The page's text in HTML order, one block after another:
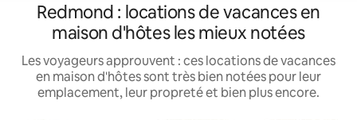
Redmond : locations de vacances en
maison d'hôtes les mieux notées
Les voyageurs approuvent : ces locations de vacances
en maison d'hôtes sont très bien notées pour leur
emplacement, leur propreté et bien plus encore.